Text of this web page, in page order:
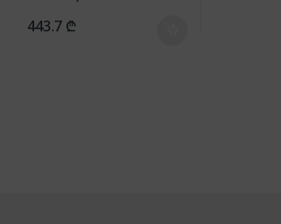
443.7 ₾